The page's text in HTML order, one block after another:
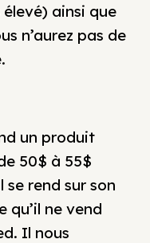
ainsi que
n’aurez pas de
un produit
50$ à 55$
se rend sur son
qu’il ne vend
Il nous